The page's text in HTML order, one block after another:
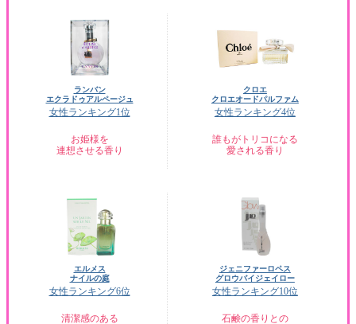
ランバン
エクラドゥアルページュ
女性ランキング1位
お姫様を
連想させる香り
クロエ
クロエオードパルファム
女性ランキング4位
誰もがトリコになる
愛される香り
エルメス
ナイルの庭
女性ランキング6位
清潔感のある
ジェニファーロペス
グロウバイジェイロー
女性ランキング10位
石鹸の香りとの